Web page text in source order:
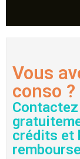
Vous
conso ?
crédits et